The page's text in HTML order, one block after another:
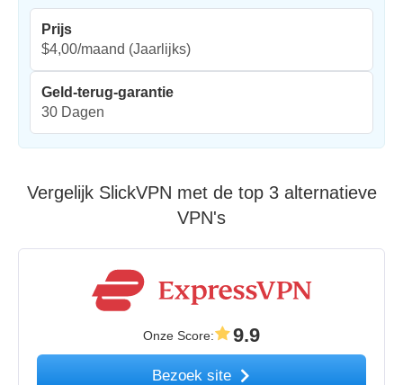
Prijs
$4,00/maand (Jaarlijks)
Geld-terug-garantie
30 Dagen
Vergelijk SlickVPN met de top 3 alternatieve
VPN's
Onze Score: 9.9
Bezoek site